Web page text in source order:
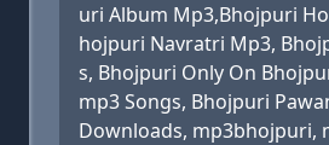
uri Album Mp3,Bhojpuri
hojpuri Navratri Mp3,
s, Bhojpuri Only On
mp3 Songs, Bhojpuri
Downloads, mp3bhojpuri,